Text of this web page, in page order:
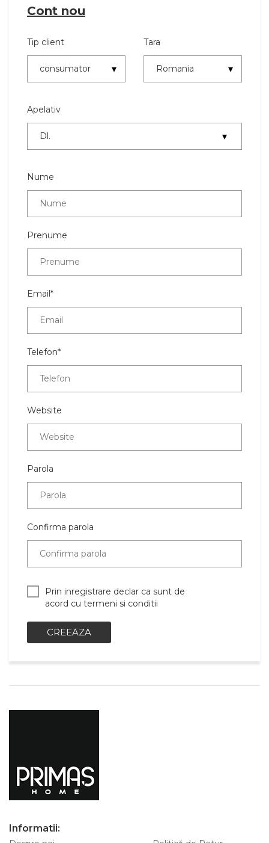
Cont nou
Tip client Tara
Apelativ
Nume
Prenume
Email*
Telefon*
Website
Parola
Confirma parola
Prin inregistrare declar ca sunt de
acord cu termeni si conditii
CREEAZA
Informatii: